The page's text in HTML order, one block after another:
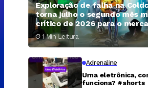
Exploração de falha na
torna julho o segundo mês
crítico de 2026 para o
cripto
1 Min Leitura
Adrenaline
Urna eletrônica,
funciona? #shorts